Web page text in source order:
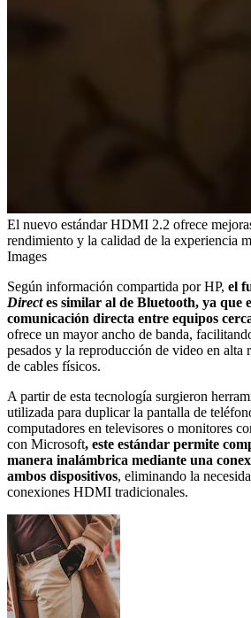
El nuevo estándar HDMI 2.2 ofrece
rendimiento y la calidad de la experiencia
Images
Según información compartida por HP, el
Directes similar al de Bluetooth, ya que
comunicación directa entre equipos
ofrece un mayor ancho de banda,
pesados y la reproducción de video en alta
de cables físicos.
A partir de esta tecnología surgieron
utilizada para duplicar la pantalla de
computadores en televisores o monitores
con Microsoft, este estándar permite
manera inalámbrica mediante una
ambos dispositivos, eliminando la
conexiones HDMI tradicionales.